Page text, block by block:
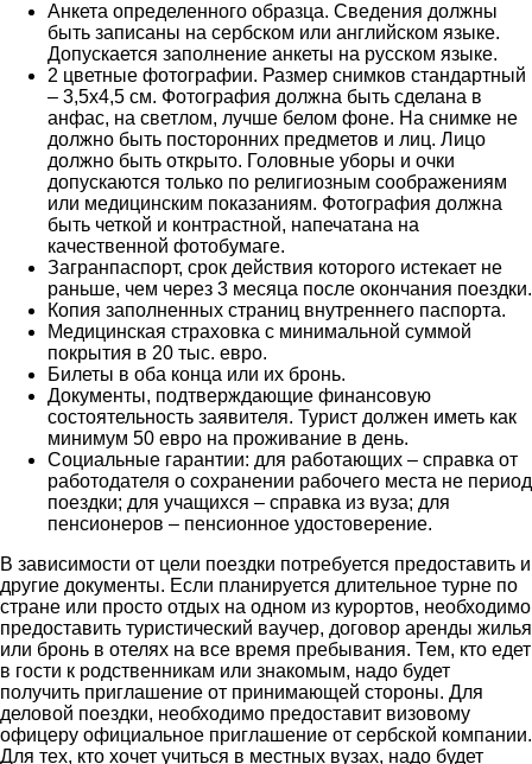
Анкета определенного образца. Сведения должны
быть записаны на сербском или английском языке.
Допускается заполнение анкеты на русском языке.
2 цветные фотографии. Размер снимков стандартный
– 3,5х4,5 см. Фотография должна быть сделана в
анфас, на светлом, лучше белом фоне. На снимке не
должно быть посторонних предметов и лиц. Лицо
должно быть открыто. Головные уборы и очки
допускаются только по религиозным соображениям
или медицинским показаниям. Фотография должна
быть четкой и контрастной, напечатана на
качественной фотобумаге.
Загранпаспорт, срок действия которого истекает не
раньше, чем через 3 месяца после окончания поездки.
Копия заполненных страниц внутреннего паспорта.
Медицинская страховка с минимальной суммой
покрытия в 20 тыс. евро.
Билеты в оба конца или их бронь.
Документы, подтверждающие финансовую
состоятельность заявителя. Турист должен иметь как
минимум 50 евро на проживание в день.
Социальные гарантии: для работающих – справка от
работодателя о сохранении рабочего места не период
поездки; для учащихся – справка из вуза; для
пенсионеров – пенсионное удостоверение.
В зависимости от цели поездки потребуется предоставить и
другие документы. Если планируется длительное турне по
стране или просто отдых на одном из курортов, необходимо
предоставить туристический ваучер, договор аренды жилья
или бронь в отелях на все время пребывания. Тем, кто едет
в гости к родственникам или знакомым, надо будет
получить приглашение от принимающей стороны. Для
деловой поездки, необходимо предоставит визовому
офицеру официальное приглашение от сербской компании.
Для тех, кто хочет учиться в местных вузах, надо будет